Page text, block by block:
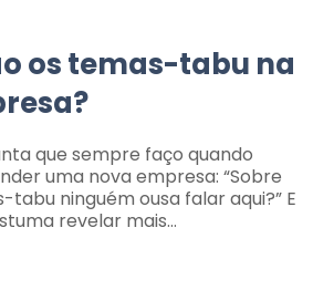
os temas-tabu na
que sempre faço quando
uma nova empresa: “Sobre
tabu ninguém ousa falar aqui?” E
revelar mais…